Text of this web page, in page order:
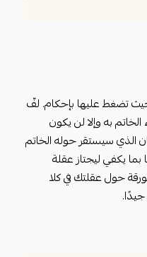
تضغط عليها بإحكام. لفّ
به وإلا لن يكون
الذي سيستقر حوله الخاتم
بما يكفي ليجتاز عقلة
حول عقلتك في كلا